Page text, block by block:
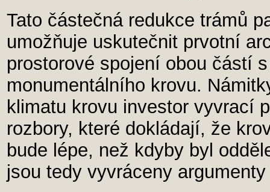
Tato částečná redukce trámů
umožňuje uskutečnit prvotní
prostorové spojení obou částí
monumentálního krovu.
klimatu krovu investor vyvrací
rozbory, které dokládají, že
bude lépe, než kdyby byl
jsou tedy vyvráceny